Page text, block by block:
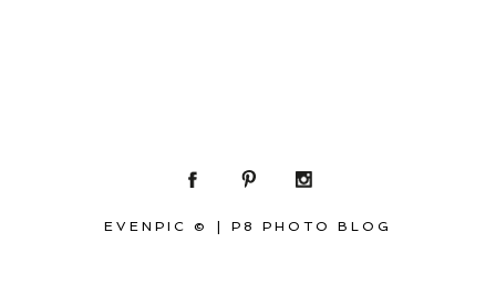
EVENPIC © P8 PHOTO BLOG